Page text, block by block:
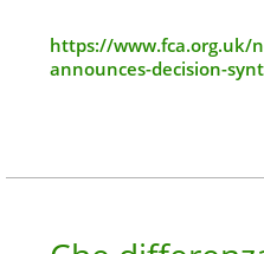
https://www.fca.org.uk/
announces-decision-